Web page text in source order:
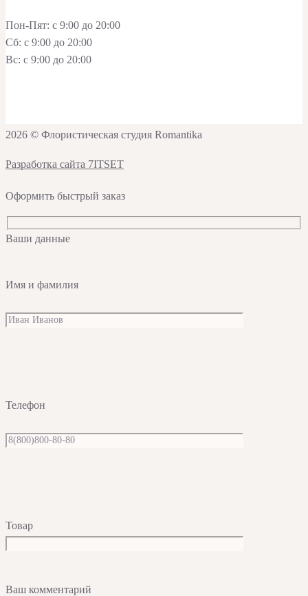
Пон-Пят: с 9:00 до 20:00
Сб: с 9:00 до 20:00
Вс: с 9:00 до 20:00
2026 © Флористическая студия Romantika
Разработка сайта 7ITSET
Оформить быстрый заказ
Ваши данные
Имя и фамилия
Телефон
Товар
Ваш комментарий